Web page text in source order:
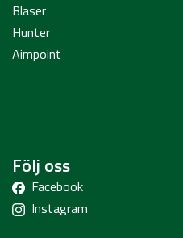
Blaser
Hunter
Aimpoint
Följ oss
Facebook
Instagram